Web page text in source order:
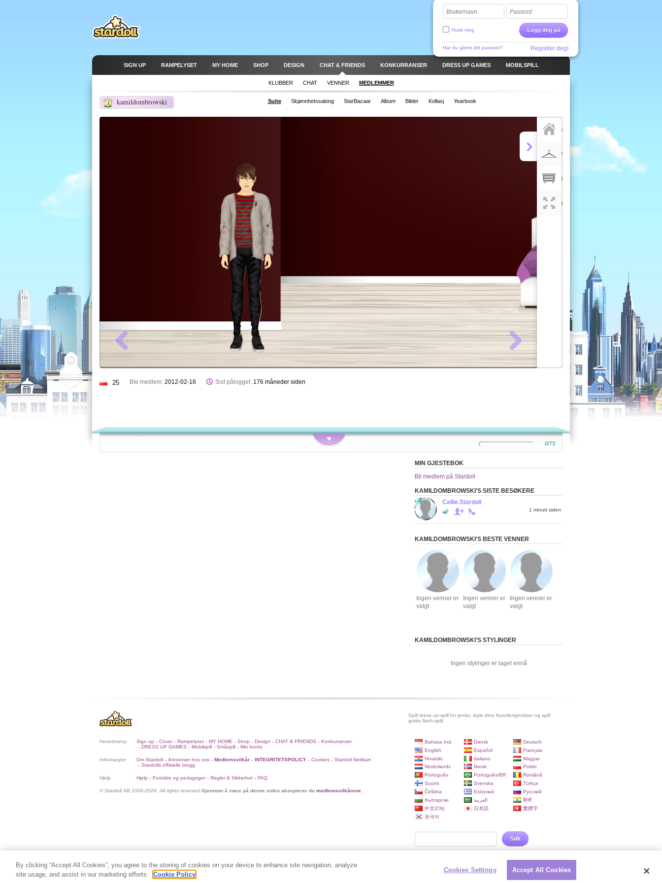
Brukernavn Passord
Logg deg på
Husk meg
Har du glemt ditt passord? Registrer deg!
SIGN UP RAMPELYSET MY HOME SHOP DESIGN CHAT & FRIENDS KONKURRANSER DRESS UP GAMES MOBILSPILL
KLUBBER CHAT VENNER MEDLEMMER
kamildombrowski
1 Suite Skjønnhetssalong StarBazaar Album Bilder Kollasj Yearbook
25 Ble medlem: 2012-02-16 Sist pålogget: 176 måneder siden
0/73
MIN GJESTEBOK
Bli medlem på Stardoll
KAMILDOMBROWSKI'S SISTE BESØKERE
Callie.Stardoll
1 minutt siden
KAMILDOMBROWSKI'S BESTE VENNER
Ingen venner er
valgt
Ingen venner er
valgt
Ingen venner er
valgt
KAMILDOMBROWSKI'S STYLINGER
Ingen stylinger er laget ennå
Spill dress up-spill for jenter, style dine favoritt-kjendiser og spill
gratis flash-spill.
Hovedmeny Sign up • Cover • Rampelyset • MY HOME • Shop • Design • CHAT & FRIENDS • Konkurranser
• DRESS UP GAMES • Mobilspill • Småspill • Min konto
Informasjon Om Stardoll • Annonser hos oss • Medlemsvilkår • INTEGRITETSPOLICY • Cookies • Stardoll Nettkart
• Stardolls offisielle blogg
Hjelp Hjelp • Foreldre og pedagoger • Regler & Sikkerhet • FAQ
© Stardoll AB 2006-2026. All rights reserved. Gjennom å være på denne siden aksepterer du medlemsvilkårene
Bahasa Ind. Dansk
Deutsch
English
Español
Français
Hrvatski
Italiano
Magyar
Nederlands
Norsk
Polski
Português
Português/BR
Română
Suomi
Svenska
Türkçe
Čeština
Ελληνικά
Русский
български
العربية
हिन्दी
中文(CN)
日本語
繁體字
한국어
Søk
By clicking “Accept All Cookies”, you agree to the storing of cookies on your device to enhance site navigation, analyze
site usage, and assist in our marketing efforts.
Cookie Policy
Cookies Settings Accept All Cookies